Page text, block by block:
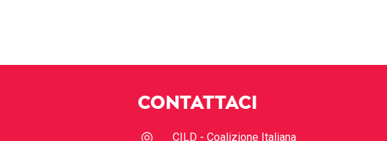
CONTATTACI
CILD - Coalizione Italiana